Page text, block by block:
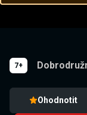
7+
Ohodnotit